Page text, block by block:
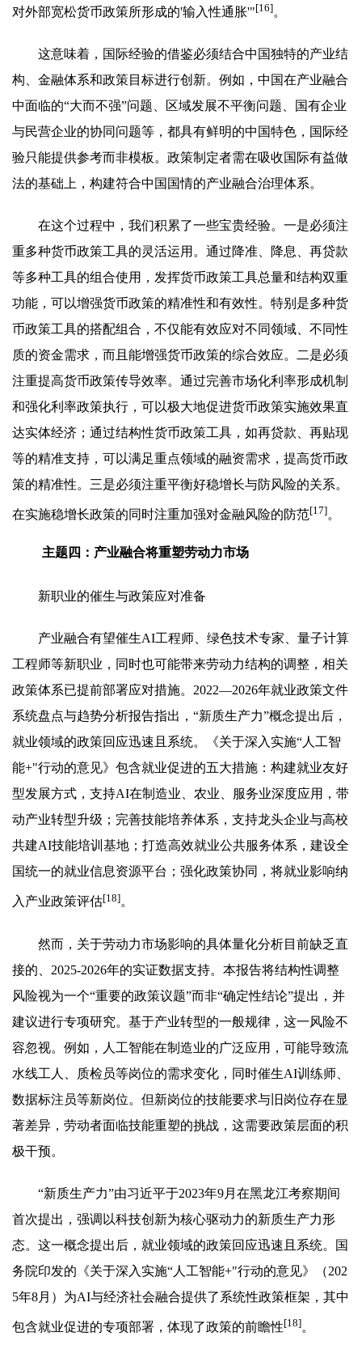
对外部宽松货币政策所形成的'输入性通胀'"[16]。
这意味着，国际经验的借鉴必须结合中国独特的产业结
构、金融体系和政策目标进行创新。例如，中国在产业融合
中面临的“大而不强”问题、区域发展不平衡问题、国有企业
与民营企业的协同问题等，都具有鲜明的中国特色，国际经
验只能提供参考而非模板。政策制定者需在吸收国际有益做
法的基础上，构建符合中国国情的产业融合治理体系。
在这个过程中，我们积累了一些宝贵经验。一是必须注
重多种货币政策工具的灵活运用。通过降准、降息、再贷款
等多种工具的组合使用，发挥货币政策工具总量和结构双重
功能，可以增强货币政策的精准性和有效性。特别是多种货
币政策工具的搭配组合，不仅能有效应对不同领域、不同性
质的资金需求，而且能增强货币政策的综合效应。二是必须
注重提高货币政策传导效率。通过完善市场化利率形成机制
和强化利率政策执行，可以极大地促进货币政策实施效果直
达实体经济；通过结构性货币政策工具，如再贷款、再贴现
等的精准支持，可以满足重点领域的融资需求，提高货币政
策的精准性。三是必须注重平衡好稳增长与防风险的关系。
在实施稳增长政策的同时注重加强对金融风险的防范[17]。
主题四：产业融合将重塑劳动力市场
新职业的催生与政策应对准备
产业融合有望催生AI工程师、绿色技术专家、量子计算
工程师等新职业，同时也可能带来劳动力结构的调整，相关
政策体系已提前部署应对措施。2022—2026年就业政策文件
系统盘点与趋势分析报告指出，“新质生产力”概念提出后，
就业领域的政策回应迅速且系统。《关于深入实施“人工智
能+"行动的意见》包含就业促进的五大措施：构建就业友好
型发展方式，支持AI在制造业、农业、服务业深度应用，带
动产业转型升级；完善技能培养体系，支持龙头企业与高校
共建AI技能培训基地；打造高效就业公共服务体系，建设全
国统一的就业信息资源平台；强化政策协同，将就业影响纳
入产业政策评估[18]。
然而，关于劳动力市场影响的具体量化分析目前缺乏直
接的、2025-2026年的实证数据支持。本报告将结构性调整
风险视为一个“重要的政策议题”而非“确定性结论”提出，并
建议进行专项研究。基于产业转型的一般规律，这一风险不
容忽视。例如，人工智能在制造业的广泛应用，可能导致流
水线工人、质检员等岗位的需求变化，同时催生AI训练师、
数据标注员等新岗位。但新岗位的技能要求与旧岗位存在显
著差异，劳动者面临技能重塑的挑战，这需要政策层面的积
极干预。
“新质生产力”由习近平于2023年9月在黑龙江考察期间
首次提出，强调以科技创新为核心驱动力的新质生产力形
态。这一概念提出后，就业领域的政策回应迅速且系统。国
务院印发的《关于深入实施“人工智能+"行动的意见》（202
5年8月）为AI与经济社会融合提供了系统性政策框架，其中
包含就业促进的专项部署，体现了政策的前瞻性[18]。